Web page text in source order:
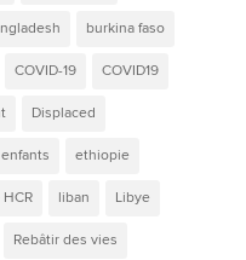
burkina faso
COVID-19 COVID19
Displaced
enfants ethiopie
HCR liban Libye
Rebâtir des vies